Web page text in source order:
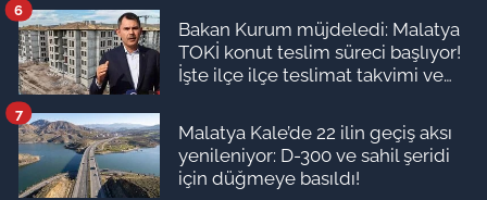
Bakan Kurum müjdeledi: Malatya
TOKİ konut teslim süreci başlıyor!
İşte ilçe ilçe teslimat takvimi ve
6
Malatya Kale’de 22 ilin geçiş aksı
yenileniyor: D-300 ve sahil şeridi
için düğmeye basıldı!
7